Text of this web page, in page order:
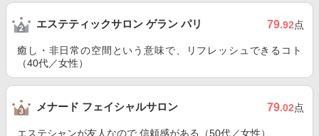
エステティックサロン ゲラン パリ 79.92点
癒し・非日常の空間という意味で、リフレッシュできるコト
（40代／女性）
メナード フェイシャルサロン 79.02点
エステシャンが友人なので 信頼感がある（50代／女性）